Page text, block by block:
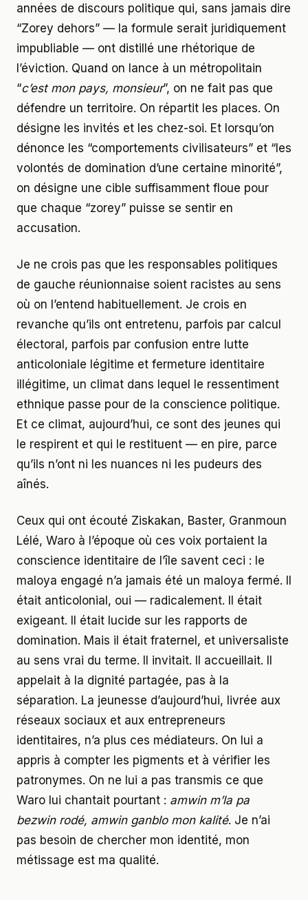
années de discours politique qui, sans jamais dire
“Zorey dehors” — la formule serait juridiquement
impubliable — ont distillé une rhétorique de
l’éviction. Quand on lance à un métropolitain
“c’est mon pays, monsieur”, on ne fait pas que
défendre un territoire. On répartit les places. On
désigne les invités et les chez-soi. Et lorsqu’on
dénonce les “comportements civilisateurs” et “les
volontés de domination d’une certaine minorité”,
on désigne une cible suffisamment floue pour
que chaque “zorey” puisse se sentir en
accusation.
Je ne crois pas que les responsables politiques
de gauche réunionnaise soient racistes au sens
où on l’entend habituellement. Je crois en
revanche qu’ils ont entretenu, parfois par calcul
électoral, parfois par confusion entre lutte
anticoloniale légitime et fermeture identitaire
illégitime, un climat dans lequel le ressentiment
ethnique passe pour de la conscience politique.
Et ce climat, aujourd’hui, ce sont des jeunes qui
le respirent et qui le restituent — en pire, parce
qu’ils n’ont ni les nuances ni les pudeurs des
aînés.
Ceux qui ont écouté Ziskakan, Baster, Granmoun
Lélé, Waro à l’époque où ces voix portaient la
conscience identitaire de l’île savent ceci : le
maloya engagé n’a jamais été un maloya fermé. Il
était anticolonial, oui — radicalement. Il était
exigeant. Il était lucide sur les rapports de
domination. Mais il était fraternel, et universaliste
au sens vrai du terme. Il invitait. Il accueillait. Il
appelait à la dignité partagée, pas à la
séparation. La jeunesse d’aujourd’hui, livrée aux
réseaux sociaux et aux entrepreneurs
identitaires, n’a plus ces médiateurs. On lui a
appris à compter les pigments et à vérifier les
patronymes. On ne lui a pas transmis ce que
Waro lui chantait pourtant : amwin m’la pa
bezwin rodé, amwin ganblo mon kalité. Je n’ai
pas besoin de chercher mon identité, mon
métissage est ma qualité.